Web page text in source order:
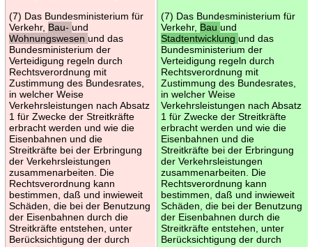
(7) Das Bundesministerium für
Verkehr, Bau- und
Wohnungswesen und das
Bundesministerium der
Verteidigung regeln durch
Rechtsverordnung mit
Zustimmung des Bundesrates,
in welcher Weise
Verkehrsleistungen nach Absatz
1 für Zwecke der Streitkräfte
erbracht werden und wie die
Eisenbahnen und die
Streitkräfte bei der Erbringung
der Verkehrsleistungen
zusammenarbeiten. Die
Rechtsverordnung kann
bestimmen, daß und inwieweit
Schäden, die bei der Benutzung
der Eisenbahnen durch die
Streitkräfte entstehen, unter
Berücksichtigung der durch
(7) Das Bundesministerium für
Verkehr, Bau und
Stadtentwicklung und das
Bundesministerium der
Verteidigung regeln durch
Rechtsverordnung mit
Zustimmung des Bundesrates,
in welcher Weise
Verkehrsleistungen nach Absatz
1 für Zwecke der Streitkräfte
erbracht werden und wie die
Eisenbahnen und die
Streitkräfte bei der Erbringung
der Verkehrsleistungen
zusammenarbeiten. Die
Rechtsverordnung kann
bestimmen, daß und inwieweit
Schäden, die bei der Benutzung
der Eisenbahnen durch die
Streitkräfte entstehen, unter
Berücksichtigung der durch